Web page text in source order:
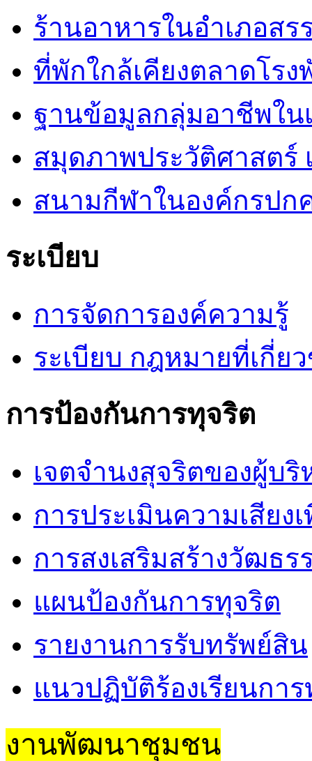
ร้านอาหารในอำเภอสร
ที่พักใกล้เคียงตลาดโรง
ฐานข้อมูลกลุ่มอาชีพใน
สมุดภาพประวัติศาสตร์
สนามกีฬาในองค์กรปก
ระเบียบ
การจัดการองค์ความรู้
ระเบียบ กฎหมายที่เกี่ย
การป้องกันการทุจริต
เจตจำนงสุจริตของผู้บริ
การประเมินความเสียง
การสงเสริมสร้างวัฒธร
แผนป้องกันการทุจริต
รายงานการรับทรัพย์สิน
แนวปฏิบัติร้องเรียนกา
งานพัฒนาชุมชน